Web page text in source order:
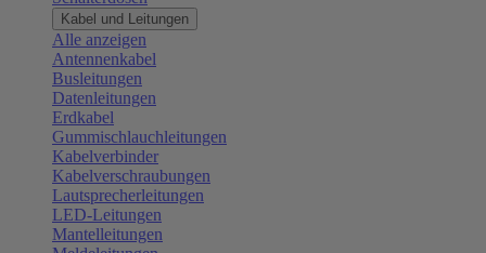
Kabel und Leitungen
Alle anzeigen
Antennenkabel
Busleitungen
Datenleitungen
Erdkabel
Gummischlauchleitungen
Kabelverbinder
Kabelverschraubungen
Lautsprecherleitungen
LED-Leitungen
Mantelleitungen